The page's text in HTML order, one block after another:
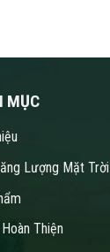
MỤC
Lượng Mặt Trời
Thiện